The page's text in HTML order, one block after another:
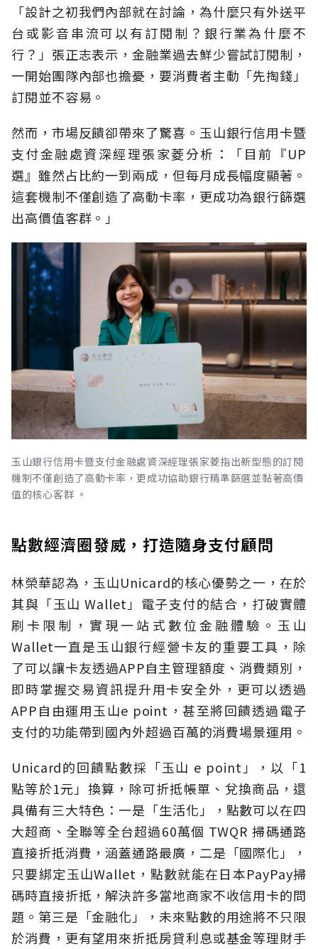
「設計之初我們內部就在討論，為什麼只有外送平
台或影音串流可以有訂閱制？銀行業為什麼不
行？」張正志表示，金融業過去鮮少嘗試訂閱制，
一開始團隊內部也擔憂，要消費者主動「先掏錢」
訂閱並不容易。
然而，市場反饋卻帶來了驚喜。玉山銀行信用卡暨
支付金融處資深經理張家菱分析：「目前『UP
選』雖然占比約一到兩成，但每月成長幅度顯著。
這套機制不僅創造了高動卡率，更成功為銀行篩選
出高價值客群。」
玉山銀行信用卡暨支付金融處資深經理張家菱指出新型態的訂閱
機制不僅創造了高動卡率，更成功協助銀行精準篩選並黏著高價
值的核心客群 。
點數經濟圈發威，打造隨身支付顧問
林榮華認為，玉山Unicard的核心優勢之一，在於
其與「玉山 Wallet」電子支付的結合，打破實體
刷卡限制，實現一站式數位金融體驗。玉山
Wallet一直是玉山銀行經營卡友的重要工具，除
了可以讓卡友透過APP自主管理額度、消費類別，
即時掌握交易資訊提升用卡安全外，更可以透過
APP自由運用玉山e point，甚至將回饋透過電子
支付的功能帶到國內外超過百萬的消費場景運用。
Unicard的回饋點數採「玉山 e point」，以「1
點等於1元」換算，除可折抵帳單、兌換商品，還
具備有三大特色：一是「生活化」，點數可以在四
大超商、全聯等全台超過60萬個 TWQR 掃碼通路
直接折抵消費，涵蓋通路最廣，二是「國際化」，
只要綁定玉山Wallet，點數就能在日本PayPay掃
碼時直接折抵，解決許多當地商家不收信用卡的問
題。第三是「金融化」，未來點數的用途將不只限
於消費，更有望用來折抵房貸利息或基金等理財手